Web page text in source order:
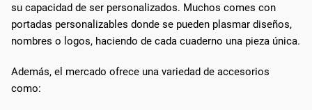
su capacidad de ser personalizados. Muchos comes con
portadas personalizables donde se pueden plasmar diseños,
nombres o logos, haciendo de cada cuaderno una pieza única.
Además, el mercado ofrece una variedad de accesorios
como: